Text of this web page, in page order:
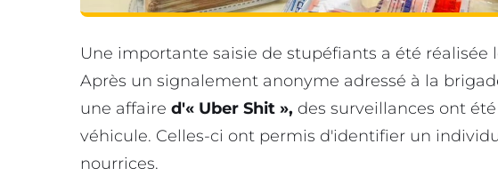
Une importante saisie de stupéfiants a été réalisée
Après un signalement anonyme adressé à la
une affaire d'« Uber Shit », des surveillances ont
véhicule. Celles-ci ont permis d'identifier un
nourrices.